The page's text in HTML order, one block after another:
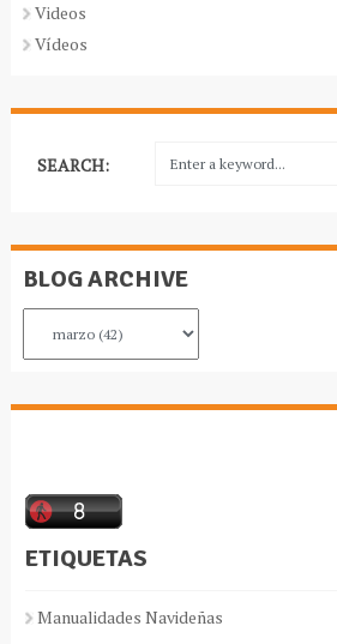
Videos
Vídeos
SEARCH:
BLOG ARCHIVE
ETIQUETAS
Manualidades Navideñas